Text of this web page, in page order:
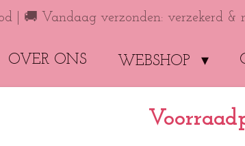
| 🚚 Vandaag verzonden: verzekerd &
OVER ONS WEBSHOP